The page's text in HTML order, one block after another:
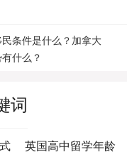
条件是什么？加拿大
什么？
词
英国高中留学年龄